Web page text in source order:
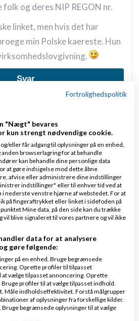
folk og deres NIP REGON nr.
linket, men hvis det har
min Polske kaereste. Hun
Svar
Skrevet02-04-2009kl. 16:59
taste +45 foran tlf
ringer til dem :)
+48, det ander er jo DK>
Fortrolighedspolitik
"Nægt" bevares
kun strengt nødvendige cookie.
eller får adgang til oplysninger på en enhed,
anden browserlagring for at behandle
kan behandle dine personlige data
at gøre indsigelse mod dette åbne
afvise eller administrere dine indstillinger
indstillinger" eller til enhver tid ved at
i nederste venstre hjørne af webstedet. For at
på fingeraftrykket eller linket i sidefoden på
Mine data, på den side kan du trække
vil blive signaleret til vores partnere og vil ikke
data for at analysere
gøre følgende:
på en enhed. Bruge begrænsede
Oprette profiler til tilpasset
vælge tilpasset annoncering. Oprette
profiler til at vælge tilpasset indhold.
Måle indholdseffektivitet. Forstå målgrupper
af oplysninger fra forskellige kilder.
begrænsede oplysninger til at vælge